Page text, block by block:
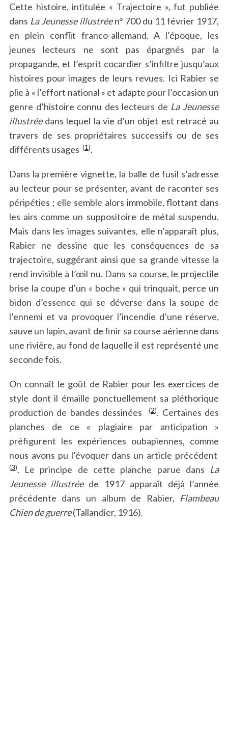
Cette histoire, intitulée « Trajectoire », fut publiée
dans La Jeunesse illustréen° 700 du 11 février 1917,
en plein conflit franco-allemand. A l’époque, les
jeunes lecteurs ne sont pas épargnés par la
propagande, et l’esprit cocardier s’infiltre jusqu’aux
histoires pour images de leurs revues. Ici Rabier se
plie à « l’effort national » et adapte pour l’occasion un
genre d’histoire connu des lecteurs de La Jeunesse
illustréedans lequel la vie d’un objet est retracé au
travers de ses propriétaires successifs ou de ses
différents usages (1).
Dans la première vignette, la balle de fusil s’adresse
au lecteur pour se présenter, avant de raconter ses
péripéties ; elle semble alors immobile, flottant dans
les airs comme un suppositoire de métal suspendu.
Mais dans les images suivantes, elle n’apparaît plus,
Rabier ne dessine que les conséquences de sa
trajectoire, suggérant ainsi que sa grande vitesse la
rend invisible à l’œil nu. Dans sa course, le projectile
brise la coupe d’un « boche » qui trinquait, perce un
bidon d’essence qui se déverse dans la soupe de
l’ennemi et va provoquer l’incendie d’une réserve,
sauve un lapin, avant de finir sa course aérienne dans
une rivière, au fond de laquelle il est représenté une
seconde fois.
On connaît le goût de Rabier pour les exercices de
style dont il émaille ponctuellement sa pléthorique
production de bandes dessinées(2). Certaines des
planches de ce « plagiaire par anticipation »
préfigurent les expériences oubapiennes, comme
nous avons pu l’évoquer dans un article précédent
(3). Le principe de cette planche parue dans La
Jeunesse illustréede 1917 apparaît déjà l’année
précédente dans un album de Rabier, Flambeau
Chien de guerre(Tallandier, 1916).